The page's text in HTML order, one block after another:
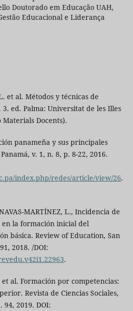
Doutorado em Educação UAH,
Educacional e Liderança
et al. Métodos y técnicas de
ed. Palma: Universitat de les Illes
Materials Docents).
panameña y sus principales
v. 1, n. 8, p. 8-22, 2016.
index.php/redes/article/view/26.
MARTÍNEZ, L., Incidencia de
la formación inicial del
básica. Review of Education, San
2018. /DOI:
.
et al. Formación por competencias:
Revista de Ciencias Sociales,
94, 2019. DOI: